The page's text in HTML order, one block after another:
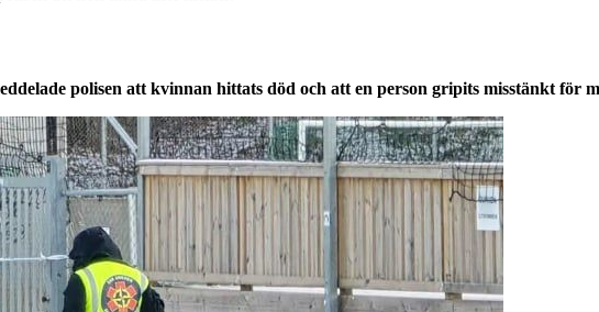
polisen att kvinnan hittats död och att en person gripits misstänkt för